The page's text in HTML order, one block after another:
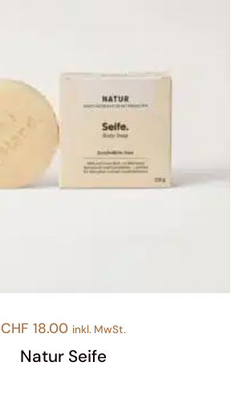
CHF 18.00 inkl. MwSt.
Natur Seife